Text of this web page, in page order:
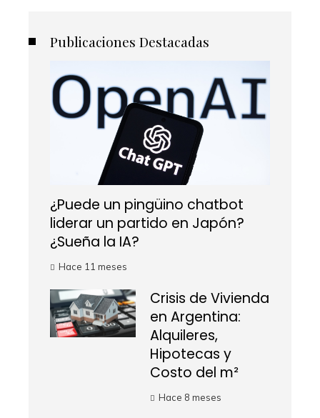
Publicaciones Destacadas
¿Puede un pingüino chatbot
liderar un partido en Japón?
¿Sueña la IA?
Hace 11 meses
Crisis de Vivienda
en Argentina:
Alquileres,
Hipotecas y
Costo del m²
Hace 8 meses